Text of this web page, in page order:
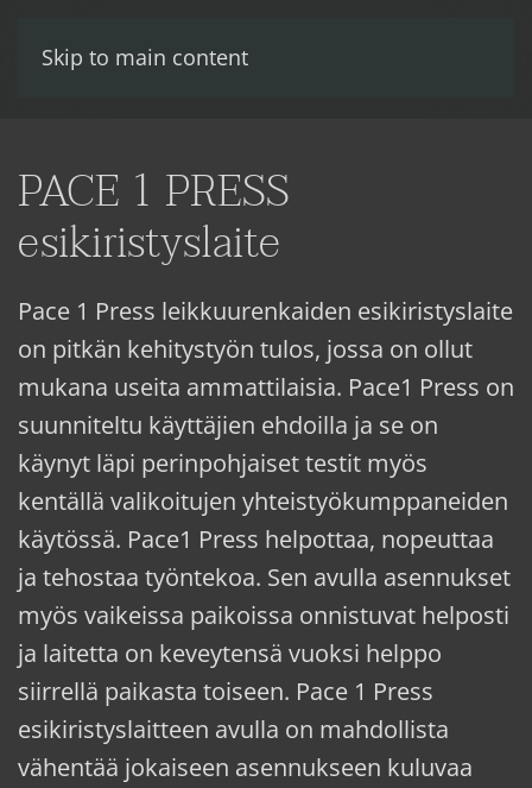
Skip to main content
PACE 1 PRESS
esikiristyslaite
Pace 1 Press leikkuurenkaiden esikiristyslaite
on pitkän kehitystyön tulos, jossa on ollut
mukana useita ammattilaisia. Pace1 Press on
suunniteltu käyttäjien ehdoilla ja se on
käynyt läpi perinpohjaiset testit myös
kentällä valikoitujen yhteistyökumppaneiden
käytössä. Pace1 Press helpottaa, nopeuttaa
ja tehostaa työntekoa. Sen avulla asennukset
myös vaikeissa paikoissa onnistuvat helposti
ja laitetta on keveytensä vuoksi helppo
siirrellä paikasta toiseen. Pace 1 Press
esikiristyslaitteen avulla on mahdollista
vähentää jokaiseen asennukseen kuluvaa